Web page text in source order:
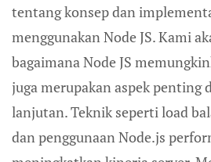
tentang konsep dan
menggunakan Node JS. Kami
bagaimana Node JS
juga merupakan aspek penting
lanjutan. Teknik seperti load
dan penggunaan Node.js